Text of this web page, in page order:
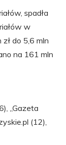
spadła
w
zł do 5,6 mln
na 161 mln
„Gazeta
(12),